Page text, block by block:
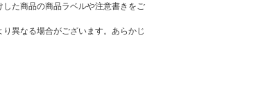
た商品の商品ラベルや注意書きをご
異なる場合がございます。あらかじ